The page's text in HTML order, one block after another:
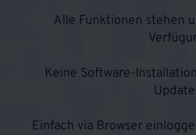
Alle Funktionen stehen
Keine Software-
Einfach via Browser